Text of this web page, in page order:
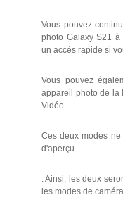
Vous pouvez
photo Galaxy S21
un accès rapide si
Vous pouvez
appareil photo de la
Vidéo.
Ces deux modes
d'aperçu
. Ainsi, les deux
les modes de